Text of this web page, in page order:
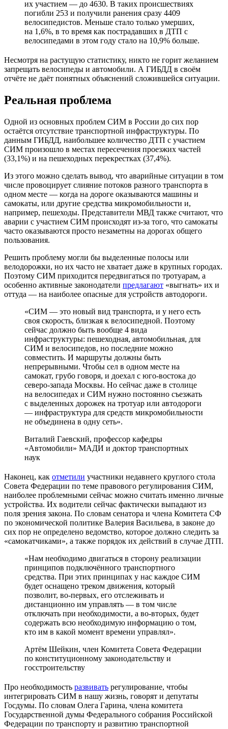
их участием — до 4630. В таких происшествиях
погибли 253 и получили ранения сразу 4409
велосипедистов. Меньше стало только умерших,
на 1,6%, в то время как пострадавших в ДТП с
велосипедами в этом году стало на 10,9% больше.
Несмотря на растущую статистику, никто не горит желанием
запрещать велосипеды и автомобили. А ГИБДД в своём
отчёте не даёт понятных объяснений сложившейся ситуации.
Реальная проблема
Одной из основных проблем СИМ в России до сих пор
остаётся отсутствие транспортной инфраструктуры. По
данным ГИБДД, наибольшее количество ДТП с участием
СИМ произошло в местах пересечения проезжих частей
(33,1%) и на пешеходных перекрестках (37,4%).
Из этого можно сделать вывод, что аварийные ситуации в том
числе провоцирует слияние потоков разного транспорта в
одном месте — когда на дороге оказываются машины и
самокаты, или другие средства микромобильности и,
например, пешеходы. Представители МВД также считают, что
аварии с участием СИМ происходят из-за того, что самокаты
часто оказываются просто незаметны на дорогах общего
пользования.
Решить проблему могли бы выделенные полосы или
велодорожки, но их часто не хватает даже в крупных городах.
Поэтому СИМ приходится передвигаться по тротуарам, а
особенно активные законодатели предлагают «выгнать» их и
оттуда — на наиболее опасные для устройств автодороги.
«СИМ — это новый вид транспорта, и у него есть
своя скорость, близкая к велосипедной. Поэтому
сейчас должно быть вообще 4 вида
инфраструктуры: пешеходная, автомобильная, для
СИМ и велосипедов, но последние можно
совместить. И маршруты должны быть
непрерывными. Чтобы сел в одном месте на
самокат, грубо говоря, и доехал с юго-востока до
северо-запада Москвы. Но сейчас даже в столице
на велосипедах и СИМ нужно постоянно съезжать
с выделенных дорожек на тротуар или автодороги
— инфраструктура для средств микромобильности
не объединена в одну сеть».
Виталий Гаевский, профессор кафедры
«Автомобили» МАДИ и доктор транспортных
наук
Наконец, как отметили участники недавнего круглого стола
Совета Федерации по теме правового регулирования СИМ,
наиболее проблемными сейчас можно считать именно личные
устройства. Их водители сейчас фактически выпадают из
поля зрения закона. По словам сенатора и члена Комитета СФ
по экономической политике Валерия Васильева, в законе до
сих пор не определено ведомство, которое должно следить за
«самокатчиками», а также порядок их действий в случае ДТП.
«Нам необходимо двигаться в сторону реализации
принципов подключённого транспортного
средства. При этих принципах у нас каждое СИМ
будет оснащено треком движения, который
позволит, во-первых, его отслеживать и
дистанционно им управлять — в том числе
отключать при необходимости, а во-вторых, будет
содержать всю необходимую информацию о том,
кто им в какой момент времени управлял».
Артём Шейкин, член Комитета Совета Федерации
по конституционному законодательству и
госстроительству
Про необходимость развивать регулирование, чтобы
интегрировать СИМ в нашу жизнь, говорят и депутаты
Госдумы. По словам Олега Гарина, члена комитета
Государственной думы Федерального собрания Российской
Федерации по транспорту и развитию транспортной